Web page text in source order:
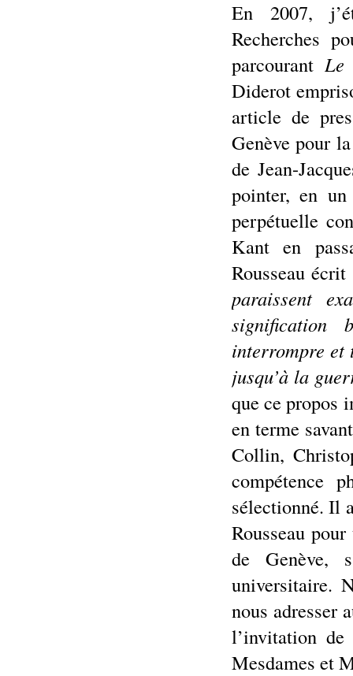
En 2007,
Recherches
parcourantLe
Diderot
article de
Genève pour
de Jean-
pointer, en
perpétuelle
Kant en
Rousseau
paraissent
signification
interrompre et
jusqu’à la
que ce propos
en terme
Collin,
compétence
sélectionné. Il
Rousseau
de Genève,
universitaire.
nous adresser
l’invitation
Mesdames et